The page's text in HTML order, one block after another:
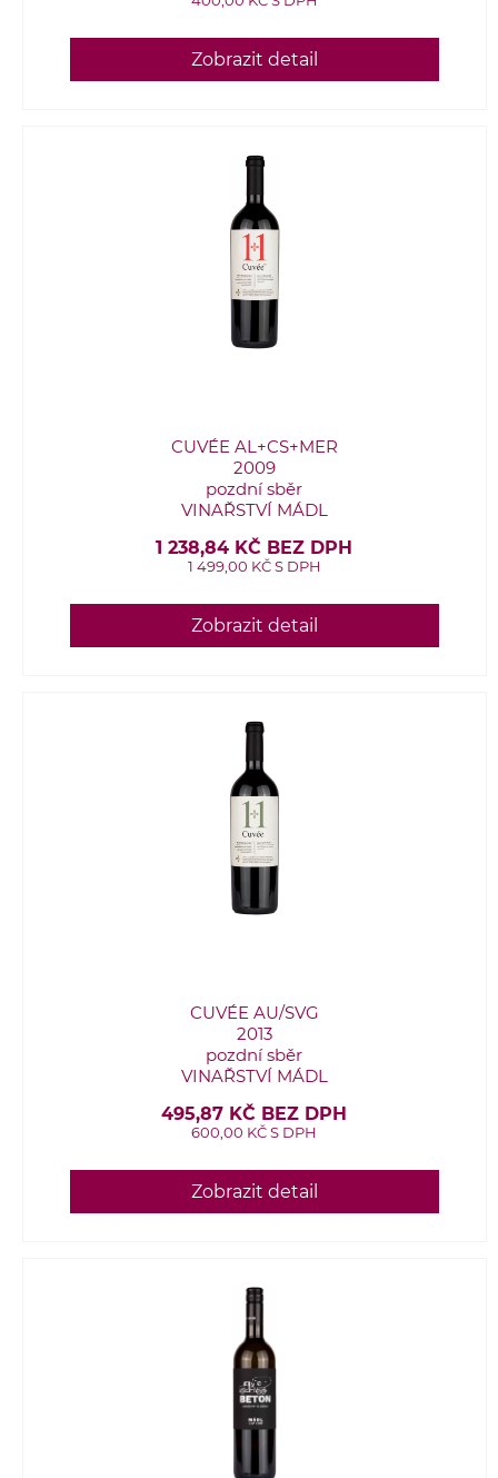
Zobrazit detail
CUVÉE AL+CS+MER
2009
pozdní sběr
VINAŘSTVÍ MÁDL
1 238,84 KČ BEZ DPH
1 499,00 KČ S DPH
Zobrazit detail
CUVÉE AU/SVG
2013
pozdní sběr
VINAŘSTVÍ MÁDL
495,87 KČ BEZ DPH
600,00 KČ S DPH
Zobrazit detail